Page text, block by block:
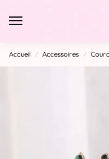
Accueil / Accessoires /